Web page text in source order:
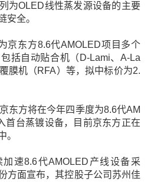
为OLED线性蒸发源设备的主要
安全。
京东方8.6代AMOLED项目多个
括自动贴合机（D-Lami、A-La
膜机（RFA）等，拟中标价为2.
东方将在今年四季度为8.6代AM
首台蒸镀设备，目前京东方正在
。
速8.6代AMOLED产线设备采
方面宣布，其控股子公司苏州佳